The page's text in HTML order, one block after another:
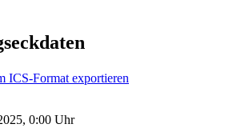
ICS-Format exportieren
0:00 Uhr